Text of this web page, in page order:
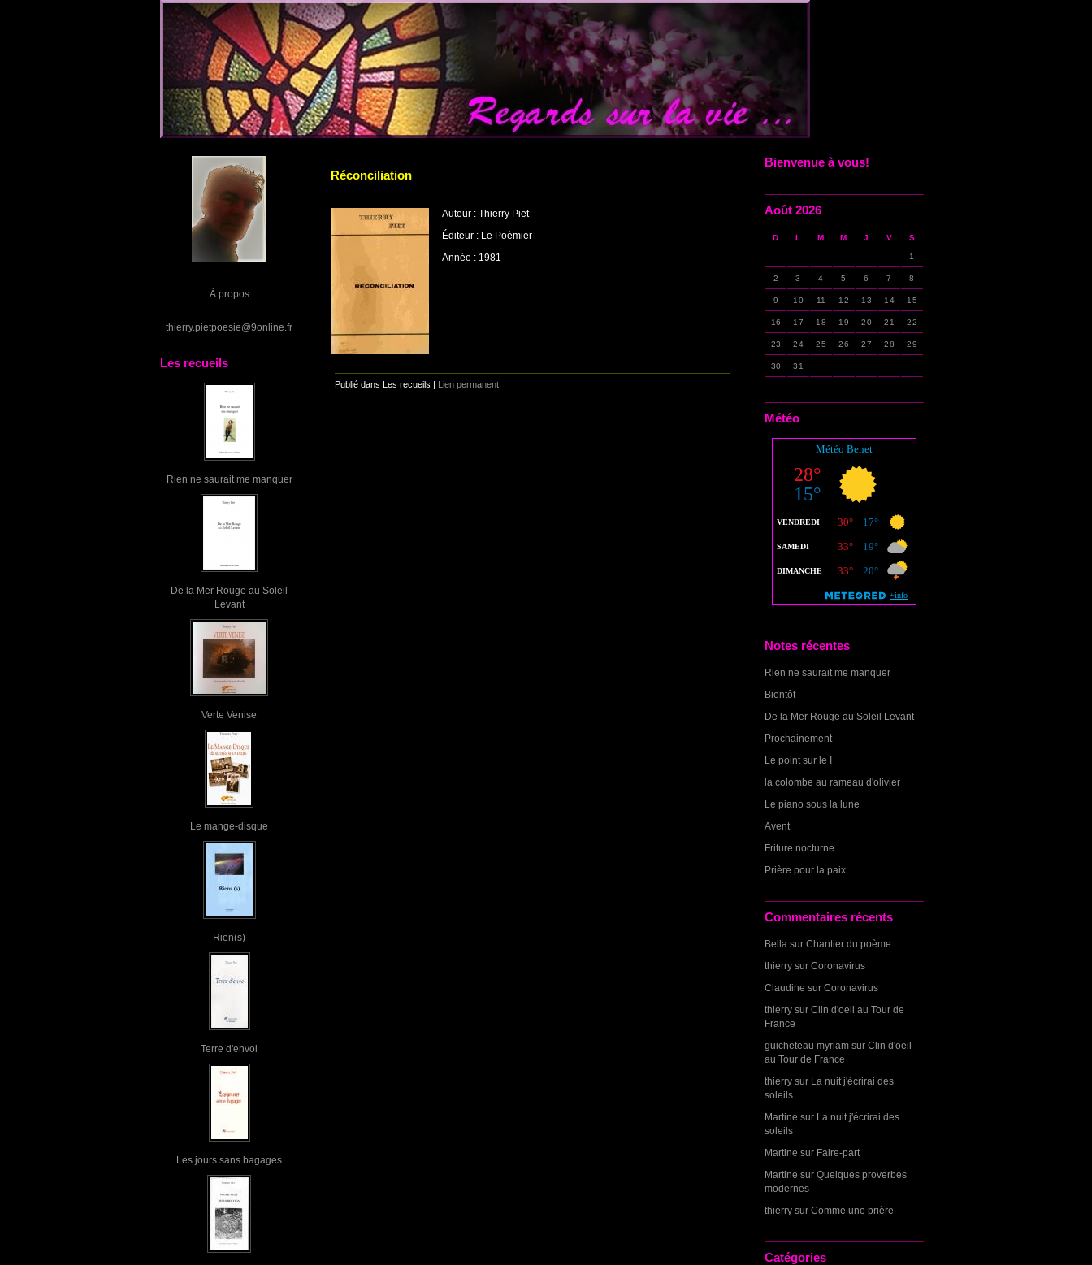
À propos
thierry.pietpoesie@9online.fr
Les recueils
Rien ne saurait me manquer
De la Mer Rouge au Soleil
Levant
Verte Venise
Le mange-disque
Rien(s)
Terre d'envol
Les jours sans bagages
Bienvenue à vous!
Août 2026
D L M M J V S
1
2 3 4 5 6 7 8
9 10 11 12 13 14 15
16 17 18 19 20 21 22
23 24 25 26 27 28 29
30 31
Météo
Notes récentes
Rien ne saurait me manquer
Bientôt
De la Mer Rouge au Soleil Levant
Prochainement
Le point sur le I
la colombe au rameau d'olivier
Le piano sous la lune
Avent
Friture nocturne
Prière pour la paix
Commentaires récents
Bella sur Chantier du poème
thierry sur Coronavirus
Claudine sur Coronavirus
thierry sur Clin d'oeil au Tour de
France
guicheteau myriam sur Clin d'oeil
au Tour de France
thierry sur La nuit j'écrirai des
soleils
Martine sur La nuit j'écrirai des
soleils
Martine sur Faire-part
Martine sur Quelques proverbes
modernes
thierry sur Comme une prière
Catégories
Réconciliation
Auteur : Thierry Piet
Éditeur : Le Poèmier
Année : 1981
Publié dans Les recueils | Lien permanent